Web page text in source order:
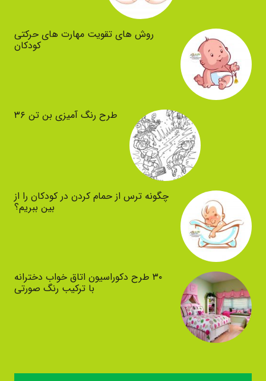
روش های تقویت مهارت های حرکتی
کودکان
طرح رنگ آمیزی بن تن ۳۶
چگونه ترس از حمام کردن در کودکان را از
بین ببریم؟
۳۰ طرح دکوراسیون اتاق خواب دخترانه
با ترکیب رنگ صورتی